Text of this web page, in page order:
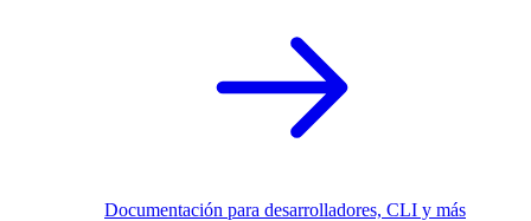
Documentación para desarrolladores, CLI y más